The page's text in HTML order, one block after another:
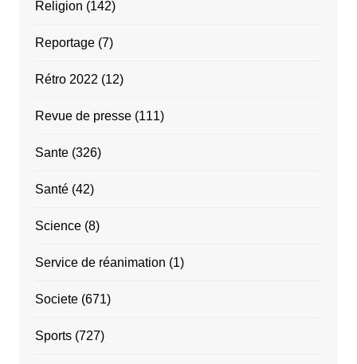
Religion (142)
Reportage(7)
Rétro 2022 (12)
Revue de presse(111)
Sante(326)
Santé(42)
Science(8)
Service de réanimation (1)
Societe(671)
Sports(727)